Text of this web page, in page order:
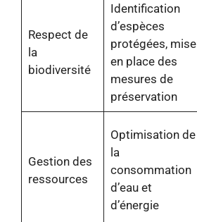
Respect de
la
biodiversité
Identification
d’espèces
protégées, mise
en place des
mesures de
préservation
Gestion des
ressources
Optimisation de
la
consommation
d’eau et
d’énergie